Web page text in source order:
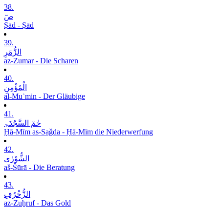
38.
صٓ
Ṣād - Ṣād
39.
الزُّمَرِ
az-Zumar - Die Scharen
40.
الْمُؤْمِنِ
al-Muʾmin - Der Gläubige
41.
حٰمٓ السَّجْدَۃِ
Ḥā-Mīm as-Saǧda - Ḥā-Mīm die Niederwerfung
42.
الشُّوْرٰی
aš-Šūrā - Die Beratung
43.
الزُّخْرُفِ
az-Zuḫruf - Das Gold